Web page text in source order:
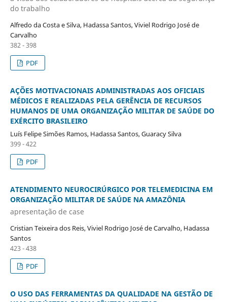
do trabalho
Alfredo da Costa e Silva, Hadassa Santos, Viviel Rodrigo José de
Carvalho
382 - 398
PDF
AÇÕES MOTIVACIONAIS ADMINISTRADAS AOS OFICIAIS
MÉDICOS E REALIZADAS PELA GERÊNCIA DE RECURSOS
HUMANOS DE UMA ORGANIZAÇÃO MILITAR DE SAÚDE DO
EXÉRCITO BRASILEIRO
Luís Felipe Simões Ramos, Hadassa Santos, Guaracy Silva
399 - 422
PDF
ATENDIMENTO NEUROCIRÚRGICO POR TELEMEDICINA EM
ORGANIZAÇÃO MILITAR DE SAÚDE NA AMAZÔNIA
apresentação de case
Cristian Teixeira dos Reis, Viviel Rodrigo José de Carvalho, Hadassa
Santos
423 - 438
PDF
O USO DAS FERRAMENTAS DA QUALIDADE NA GESTÃO DE